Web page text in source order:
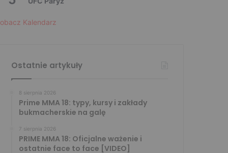
Kalendarz
Ostatnie artykuły
8 sierpnia 2026
Prime MMA 18: typy, kursy i zakłady
bukmacherskie na galę
7 sierpnia 2026
PRIME MMA 18: Oficjalne ważenie i
ostatnie face to face [VIDEO]